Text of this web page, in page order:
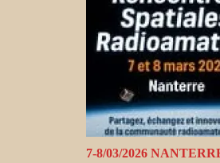
7-8/03/2026